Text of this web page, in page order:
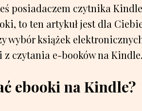
posiadaczem czytnika
to ten artykuł jest dla
wybór książek
z czytania e-booków na
ebooki na Kindle?